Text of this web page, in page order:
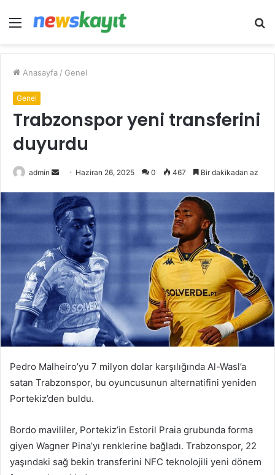
Menü
Anasayfa / Genel
Genel
Trabzonspor yeni transferini
duyurdu
admin
Bir
posta
göndermek
Haziran 26, 2025 0 467 Bir dakikadan az
Pedro Malheiro’yu 7 milyon dolar karşılığında Al-Wasl’a
satan Trabzonspor, bu oyuncusunun alternatifini yeniden
Portekiz’den buldu.
Bordo mavililer, Portekiz’in Estoril Praia grubunda forma
giyen Wagner Pina’yı renklerine bağladı. Trabzonspor, 22
yaşındaki sağ bekin transferini NFC teknolojili yeni dönem